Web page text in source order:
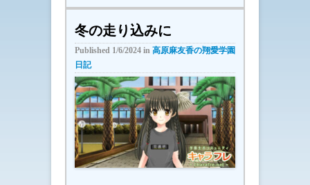
冬の走り込みに
Published 1/6/2024 in 高原麻友香の翔愛学園
日記